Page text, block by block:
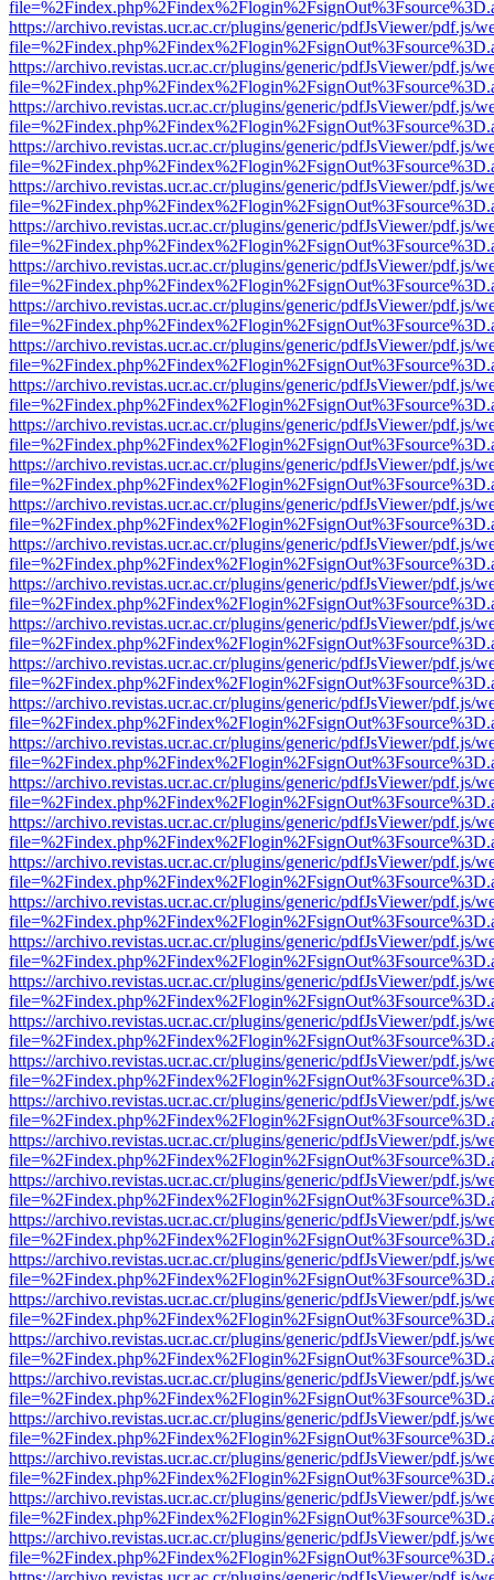
https://archivo.revistas.ucr.ac.cr/plugins/generic/pdfJsViewer/pdf.js/
https://archivo.revistas.ucr.ac.cr/plugins/generic/pdfJsViewer/pdf.js/
https://archivo.revistas.ucr.ac.cr/plugins/generic/pdfJsViewer/pdf.js/
https://archivo.revistas.ucr.ac.cr/plugins/generic/pdfJsViewer/pdf.js/
https://archivo.revistas.ucr.ac.cr/plugins/generic/pdfJsViewer/pdf.js/
https://archivo.revistas.ucr.ac.cr/plugins/generic/pdfJsViewer/pdf.js/
https://archivo.revistas.ucr.ac.cr/plugins/generic/pdfJsViewer/pdf.js/
https://archivo.revistas.ucr.ac.cr/plugins/generic/pdfJsViewer/pdf.js/
https://archivo.revistas.ucr.ac.cr/plugins/generic/pdfJsViewer/pdf.js/
https://archivo.revistas.ucr.ac.cr/plugins/generic/pdfJsViewer/pdf.js/
https://archivo.revistas.ucr.ac.cr/plugins/generic/pdfJsViewer/pdf.js/
https://archivo.revistas.ucr.ac.cr/plugins/generic/pdfJsViewer/pdf.js/
https://archivo.revistas.ucr.ac.cr/plugins/generic/pdfJsViewer/pdf.js/
https://archivo.revistas.ucr.ac.cr/plugins/generic/pdfJsViewer/pdf.js/
https://archivo.revistas.ucr.ac.cr/plugins/generic/pdfJsViewer/pdf.js/
https://archivo.revistas.ucr.ac.cr/plugins/generic/pdfJsViewer/pdf.js/
https://archivo.revistas.ucr.ac.cr/plugins/generic/pdfJsViewer/pdf.js/
https://archivo.revistas.ucr.ac.cr/plugins/generic/pdfJsViewer/pdf.js/
https://archivo.revistas.ucr.ac.cr/plugins/generic/pdfJsViewer/pdf.js/
https://archivo.revistas.ucr.ac.cr/plugins/generic/pdfJsViewer/pdf.js/
https://archivo.revistas.ucr.ac.cr/plugins/generic/pdfJsViewer/pdf.js/
https://archivo.revistas.ucr.ac.cr/plugins/generic/pdfJsViewer/pdf.js/
https://archivo.revistas.ucr.ac.cr/plugins/generic/pdfJsViewer/pdf.js/
https://archivo.revistas.ucr.ac.cr/plugins/generic/pdfJsViewer/pdf.js/
https://archivo.revistas.ucr.ac.cr/plugins/generic/pdfJsViewer/pdf.js/
https://archivo.revistas.ucr.ac.cr/plugins/generic/pdfJsViewer/pdf.js/
https://archivo.revistas.ucr.ac.cr/plugins/generic/pdfJsViewer/pdf.js/
https://archivo.revistas.ucr.ac.cr/plugins/generic/pdfJsViewer/pdf.js/
https://archivo.revistas.ucr.ac.cr/plugins/generic/pdfJsViewer/pdf.js/
https://archivo.revistas.ucr.ac.cr/plugins/generic/pdfJsViewer/pdf.js/
https://archivo.revistas.ucr.ac.cr/plugins/generic/pdfJsViewer/pdf.js/
https://archivo.revistas.ucr.ac.cr/plugins/generic/pdfJsViewer/pdf.js/
https://archivo.revistas.ucr.ac.cr/plugins/generic/pdfJsViewer/pdf.js/
https://archivo.revistas.ucr.ac.cr/plugins/generic/pdfJsViewer/pdf.js/
https://archivo.revistas.ucr.ac.cr/plugins/generic/pdfJsViewer/pdf.js/
https://archivo.revistas.ucr.ac.cr/plugins/generic/pdfJsViewer/pdf.js/
https://archivo.revistas.ucr.ac.cr/plugins/generic/pdfJsViewer/pdf.js/
https://archivo.revistas.ucr.ac.cr/plugins/generic/pdfJsViewer/pdf.js/
https://archivo.revistas.ucr.ac.cr/plugins/generic/pdfJsViewer/pdf.js/